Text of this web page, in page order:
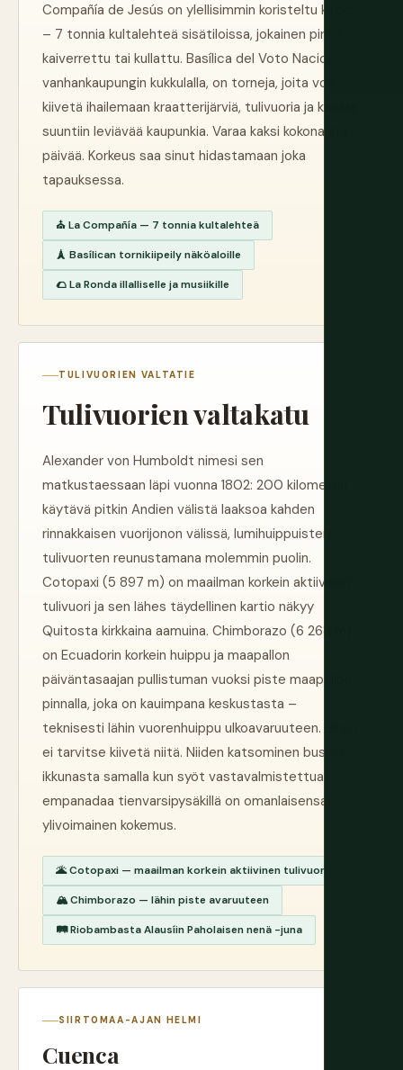
Compañía de Jesús on ylellisimmin koristeltu kirkko
– 7 tonnia kultalehteä sisätiloissa, jokainen pinta
kaiverrettu tai kullattu. Basílica del Voto Nacional,
vanhankaupungin kukkulalla, on torneja, joita voit
kiivetä ihailemaan kraatterijärviä, tulivuoria ja kaikkia
suuntiin leviävää kaupunkia. Varaa kaksi kokonaista
päivää. Korkeus saa sinut hidastamaan joka
tapauksessa.
⛪ La Compañía — 7 tonnia kultalehteä
🗼 Basílican tornikiipeily näköaloille
🌮 La Ronda illalliselle ja musiikille
TULIVUORIEN VALTATIE
Tulivuorien valtakatu
Alexander von Humboldt nimesi sen
matkustaessaan läpi vuonna 1802: 200 kilometrin
käytävä pitkin Andien välistä laaksoa kahden
rinnakkaisen vuorijonon välissä, lumihuippuisten
tulivuorten reunustamana molemmin puolin.
Cotopaxi (5 897 m) on maailman korkein aktiivinen
tulivuori ja sen lähes täydellinen kartio näkyy
Quitosta kirkkaina aamuina. Chimborazo (6 268 m)
on Ecuadorin korkein huippu ja maapallon
päiväntasaajan pullistuman vuoksi piste maapallon
pinnalla, joka on kauimpana keskustasta –
teknisesti lähin vuorenhuippu ulkoavaruuteen. Sinun
ei tarvitse kiivetä niitä. Niiden katsominen bussin
ikkunasta samalla kun syöt vastavalmistettua
empanadaa tienvarsipysäkillä on omanlaisensa
ylivoimainen kokemus.
🌋 Cotopaxi — maailman korkein aktiivinen tulivuori
🏔️ Chimborazo — lähin piste avaruuteen
🛤️ Riobambasta Alausíin Paholaisen nenä -juna
SIIRTOMAA-AJAN HELMI
Cuenca